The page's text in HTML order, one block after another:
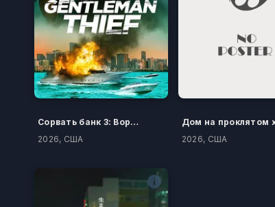
Сорвать банк 3: Вор-джентльмен
2026, США
2026, США